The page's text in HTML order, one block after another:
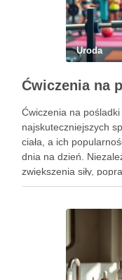
Uroda
Ćwiczenia na
najskuteczniejszych
ciała, a ich
dnia na dzień.
zwiększenia siły,
poczuć się lepiej w